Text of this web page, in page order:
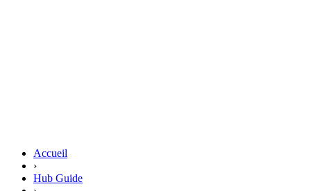
Accueil
›
Hub Guide